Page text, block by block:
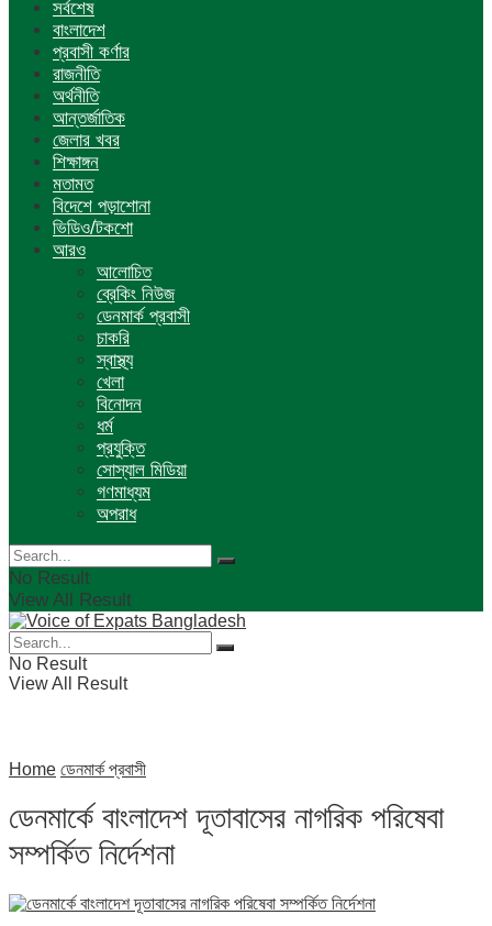
সর্বশেষ
বাংলাদেশ
প্রবাসী কর্ণার
রাজনীতি
অর্থনীতি
আন্তর্জাতিক
জেলার খবর
শিক্ষাঙ্গন
মতামত
বিদেশে পড়াশোনা
ভিডিও/টকশো
আরও
আলোচিত
ব্রেকিং নিউজ
ডেনমার্ক প্রবাসী
চাকরি
স্বাস্থ্য
খেলা
বিনোদন
ধর্ম
প্রযুক্তি
সোস্যাল মিডিয়া
গণমাধ্যম
অপরাধ
No Result
View All Result
No Result
View All Result
Home ডেনমার্ক প্রবাসী
ডেনমার্কে বাংলাদেশ দূতাবাসের নাগরিক পরিষেবা
সম্পর্কিত নির্দেশনা